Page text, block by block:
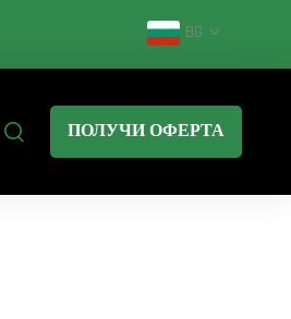
BG
ПОЛУЧИ ОФЕРТА